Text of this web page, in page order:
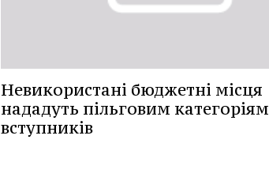
Невикористані бюджетні місця
нададуть пільговим категоріям
вступників